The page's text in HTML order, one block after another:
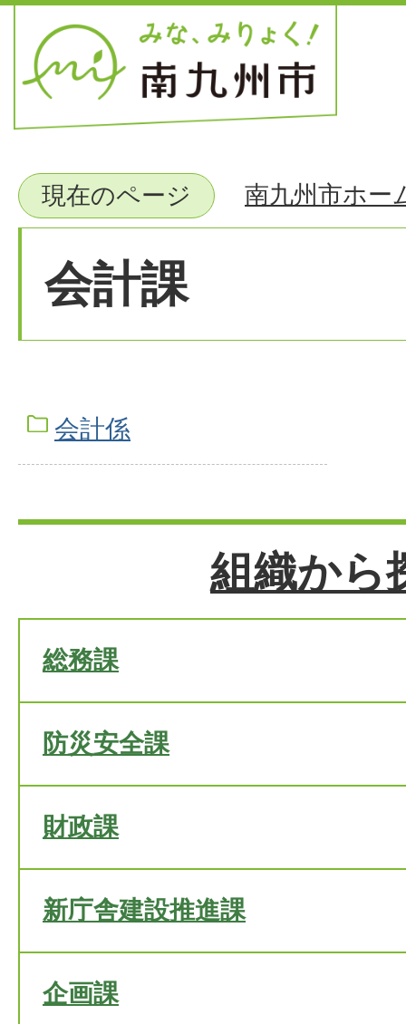
現在のページ 南九州市ホー
会計課
会計係
組織から
総務課
防災安全課
財政課
新庁舎建設推進課
企画課